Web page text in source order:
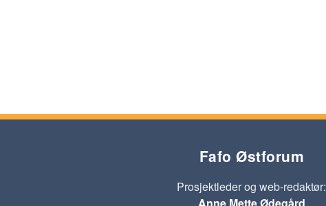
Fafo Østforum
Prosjektleder og web-redaktør:
Anne Mette Ødegård